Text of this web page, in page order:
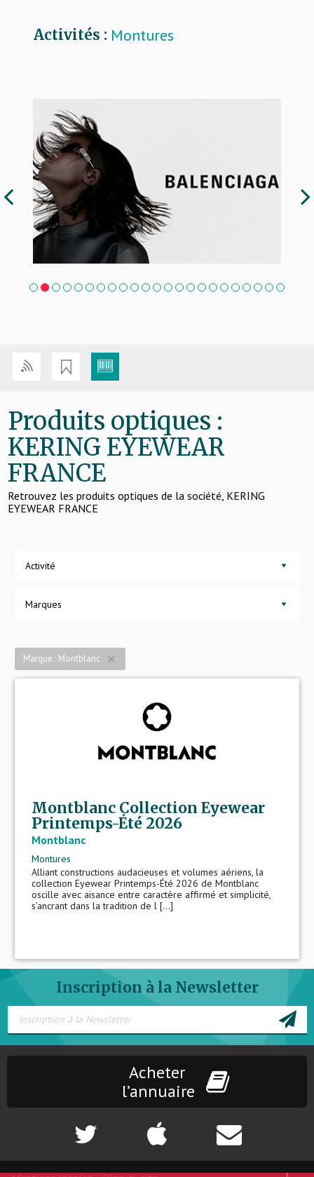
Activités : Montures
1 2 3 4 5 6 7 8 9 1011121314151617181920212223
Produits optiques :
KERING EYEWEAR
FRANCE
Retrouvez les produits optiques de la société, KERING
EYEWEAR FRANCE
Activité
Marques
Marque : Montblanc close
Montblanc Collection Eyewear
Printemps-Été 2026
Montblanc
Montures
Alliant constructions audacieuses et volumes aériens, la
collection Eyewear Printemps-Été 2026 de Montblanc
oscille avec aisance entre caractère affirmé et simplicité,
s’ancrant dans la tradition de l [...]
Inscription à la Newsletter
Acheter
l’annuaire